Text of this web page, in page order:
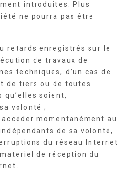
introduites. Plus
ne pourra pas être
retards enregistrés sur le
de travaux de
techniques, d’un cas de
de tiers ou de toutes
qu’elles soient,
volonté ;
momentanément au
de sa volonté,
du réseau Internet
de réception du